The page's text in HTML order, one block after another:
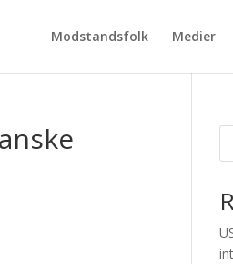
Modstandsfolk Medier